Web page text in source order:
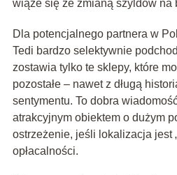
wiąże się ze zmianą szyldów na
Dla potencjalnego partnera w
Tedi bardzo selektywnie
zostawia tylko te sklepy, które
pozostałe – nawet z długą
sentymentu. To dobra
atrakcyjnym obiektem o dużym
ostrzeżenie, jeśli lokalizacja jest
opłacalności.